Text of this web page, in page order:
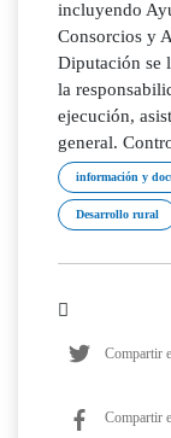
incluyendo
Consorcios y
Diputación se
la
ejecución,
general.
información y
Desarrollo rural
Compartir
Compartir